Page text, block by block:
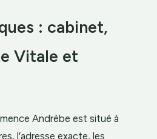
: cabinet,
Vitale et
Andrèbe est situé à
l’adresse exacte, les